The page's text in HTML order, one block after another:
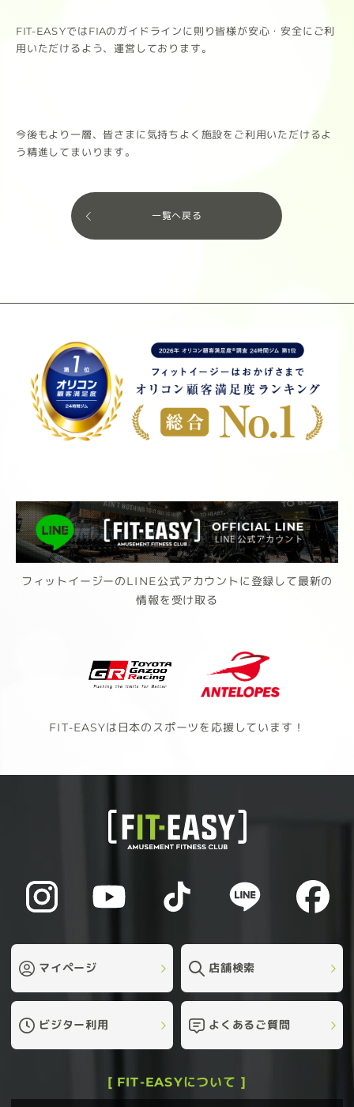
FIT-EASYではFIAのガイドラインに則り皆様が安心・安全にご利
用いただけるよう、運営しております。
今後もより一層、皆さまに気持ちよく施設をご利用いただけるよ
う精進してまいります。
一覧へ戻る
フィットイージーのLINE公式アカウントに登録して最新の
情報を受け取る
FIT-EASYは日本のスポーツを応援しています！
マイページ 店舗検索
ビジター利用 よくあるご質問
[ FIT-EASYについて ]